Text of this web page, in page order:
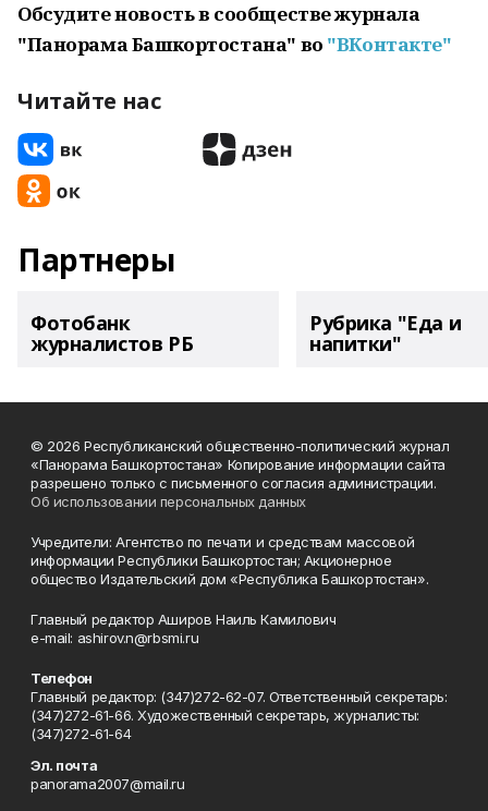
Обсудите новость в сообществе журнала
"Панорама Башкортостана" во "ВКонтакте"
Читайте нас
Партнеры
Фотобанк
журналистов РБ
Рубрика "Еда и
напитки"
© 2026 Республиканский общественно-политический журнал
«Панорама Башкортостана» Копирование информации сайта
разрешено только с письменного согласия администрации.
Об использовании персональных данных
Учредители: Агентство по печати и средствам массовой
информации Республики Башкортостан; Акционерное
общество Издательский дом «Республика Башкортостан».
Главный редактор Аширов Наиль Камилович
e-mail: ashirov.n@rbsmi.ru
Телефон
Главный редактор: (347)272-62-07. Ответственный секретарь:
(347)272-61-66. Художественный секретарь, журналисты:
(347)272-61-64
Эл. почта
panorama2007@mail.ru